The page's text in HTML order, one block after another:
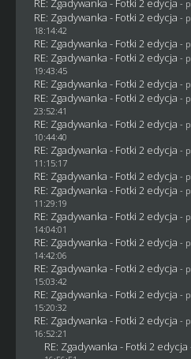
-
RE: Zgadywanka - Fotki 2 edycja -
18:14:42
RE: Zgadywanka - Fotki 2 edycja -
RE: Zgadywanka - Fotki 2 edycja -
19:43:45
RE: Zgadywanka - Fotki 2 edycja -
RE: Zgadywanka - Fotki 2 edycja -
23:52:41
RE: Zgadywanka - Fotki 2 edycja -
10:44:40
RE: Zgadywanka - Fotki 2 edycja -
11:15:17
RE: Zgadywanka - Fotki 2 edycja -
RE: Zgadywanka - Fotki 2 edycja -
11:29:19
RE: Zgadywanka - Fotki 2 edycja -
14:04:01
RE: Zgadywanka - Fotki 2 edycja -
14:42:06
RE: Zgadywanka - Fotki 2 edycja -
15:03:42
RE: Zgadywanka - Fotki 2 edycja -
15:20:32
RE: Zgadywanka - Fotki 2 edycja -
16:52:21
RE: Zgadywanka - Fotki 2 edycja